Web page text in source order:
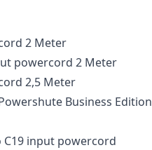
2 Meter
powercord 2 Meter
2,5 Meter
Business Edition
C19 input powercord